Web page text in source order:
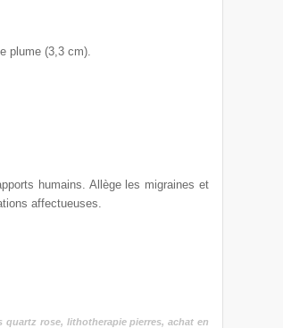
plume (3,3 cm).
humains. Allège les migraines et
affectueuses.
rose, lithotherapie pierres, achat en